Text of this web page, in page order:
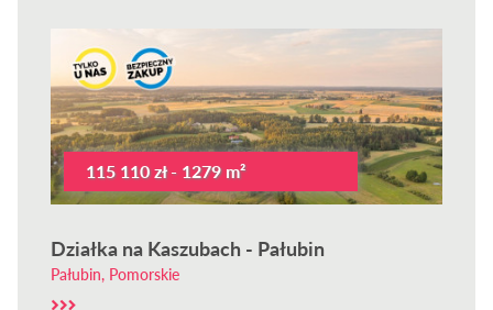
115 110 zł - 1279 m²
Działka na Kaszubach - Pałubin
Pałubin, Pomorskie